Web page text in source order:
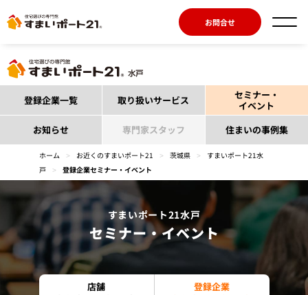
お問合せ
登録企業一覧 取り扱いサービス
セミナー・
イベント
お知らせ
専門家スタッフ 住まいの事例集
ホーム > お近くのすまいポート21 > 茨城県 >
すまいポート21水
戸
> 登録企業セミナー・イベント
すまいポート21水戸
セミナー・イベント
店舗
登録企業